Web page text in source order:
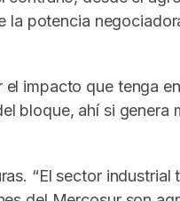
la potencia
impacto que tenga
bloque, ahí si
“El sector industrial